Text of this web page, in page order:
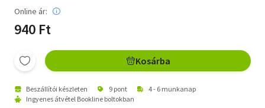
Online ár:
940 Ft
Kosárba
Beszállítói készleten 9 pont
4 - 6 munkanap
Ingyenes átvétel Bookline boltokban